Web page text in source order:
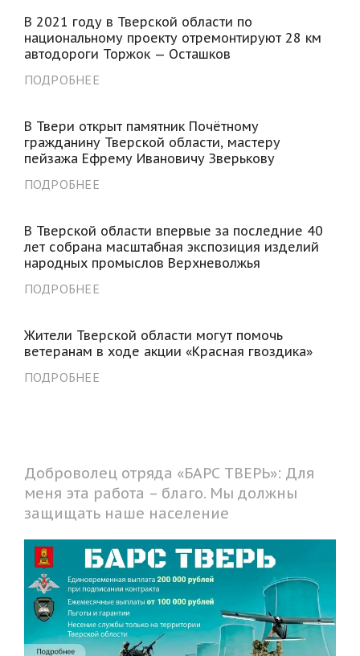
В 2021 году в Тверской области по
национальному проекту отремонтируют 28 км
автодороги Торжок — Осташков
ПОДРОБНЕЕ
В Твери открыт памятник Почётному
гражданину Тверской области, мастеру
пейзажа Ефрему Ивановичу Зверькову
ПОДРОБНЕЕ
В Тверской области впервые за последние 40
лет собрана масштабная экспозиция изделий
народных промыслов Верхневолжья
ПОДРОБНЕЕ
Жители Тверской области могут помочь
ветеранам в ходе акции «Красная гвоздика»
ПОДРОБНЕЕ
Доброволец отряда «БАРС ТВЕРЬ»: Для
меня эта работа – благо. Мы должны
защищать наше население